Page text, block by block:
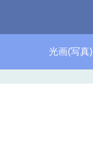
光画(写真)